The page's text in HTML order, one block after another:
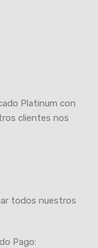
Platinum con
clientes nos
todos nuestros
Pago: